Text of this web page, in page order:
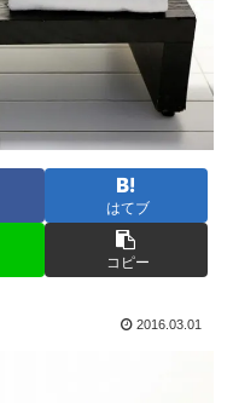
はてブ
コピー
2016.03.01